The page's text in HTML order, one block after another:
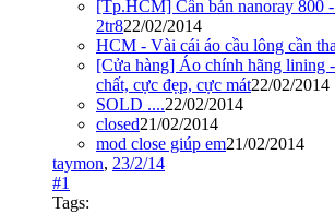
[Tp.HCM] Cần bán nanoray 800
2tr822/02/2014
HCM - Vài cái áo cầu lông cần
[Cửa hàng] Áo chính hãng lining
chất, cực đẹp, cực mát22/02/2014
SOLD ....22/02/2014
closed21/02/2014
mod close giúp em21/02/2014
taymon, 23/2/14
#1
Tags: